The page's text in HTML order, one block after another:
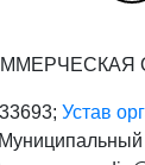
Устав